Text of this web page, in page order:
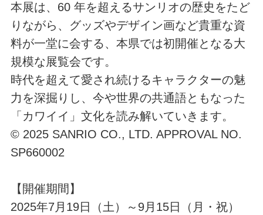
本展は、60 年を超えるサンリオの歴史をたど
りながら、グッズやデザイン画など貴重な資
料が一堂に会する、本県では初開催となる大
規模な展覧会です。
時代を超えて愛され続けるキャラクターの魅
力を深掘りし、今や世界の共通語ともなった
「カワイイ」文化を読み解いていきます。
© 2025 SANRIO CO., LTD. APPROVAL NO.
SP660002
【開催期間】
2025年7月19日（土）～9月15日（月・祝）